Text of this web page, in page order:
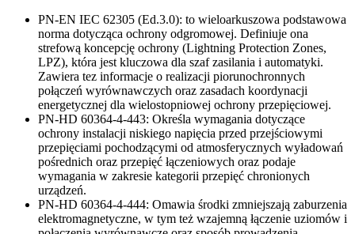
PN-EN IEC 62305 (Ed.3.0): to wieloarkuszowa podstawowa
norma dotycząca ochrony odgromowej. Definiuje ona
strefową koncepcję ochrony (Lightning Protection Zones,
LPZ), która jest kluczowa dla szaf zasilania i automatyki.
Zawiera tez informacje o realizacji piorunochronnych
połączeń wyrównawczych oraz zasadach koordynacji
energetycznej dla wielostopniowej ochrony przepięciowej.
PN-HD 60364-4-443: Określa wymagania dotyczące
ochrony instalacji niskiego napięcia przed przejściowymi
przepięciami pochodzącymi od atmosferycznych wyładowań
pośrednich oraz przepięć łączeniowych oraz podaje
wymagania w zakresie kategorii przepięć chronionych
urządzeń.
PN-HD 60364-4-444: Omawia środki zmniejszają zaburzenia
elektromagnetyczne, w tym też wzajemną łączenie uziomów i